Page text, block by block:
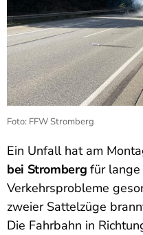
Foto: FFW Stromberg
Ein Unfall hat am
bei Stromberg für lange
Verkehrsprobleme
zweier Sattelzüge
Die Fahrbahn in